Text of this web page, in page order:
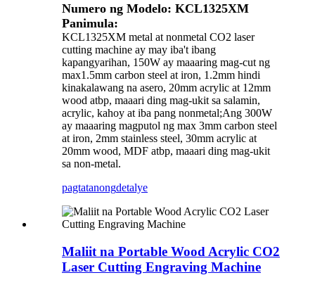
Numero ng Modelo: KCL1325XM
Panimula:
KCL1325XM metal at nonmetal CO2 laser
cutting machine ay may iba't ibang
kapangyarihan, 150W ay ​​maaaring mag-cut ng
max1.5mm carbon steel at iron, 1.2mm hindi
kinakalawang na asero, 20mm acrylic at 12mm
wood atbp, maaari ding mag-ukit sa salamin,
acrylic, kahoy at iba pang nonmetal;Ang 300W
ay ​​maaaring magputol ng max 3mm carbon steel
at iron, 2mm stainless steel, 30mm acrylic at
20mm wood, MDF atbp, maaari ding mag-ukit
sa non-metal.
pagtatanongdetalye
Maliit na Portable Wood Acrylic CO2
Laser Cutting Engraving Machine